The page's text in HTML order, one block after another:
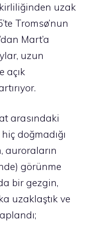
uzak
Tromsø’nun
Mart’a
uzun
açık
arasındaki
doğmadığı
auroraların
görünme
bir gezgin,
uzaklaştık ve